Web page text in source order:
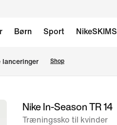
Børn Sport NikeSKIMS
lanceringer Shop
billedeNike In-Season TR 14
Træningssko til kvinder